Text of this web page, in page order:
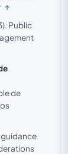
↑
Public
de